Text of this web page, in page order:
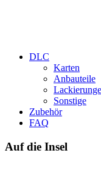
DLC
Karten
Anbauteile
Sonstige
Zubehör
FAQ
Auf die Insel